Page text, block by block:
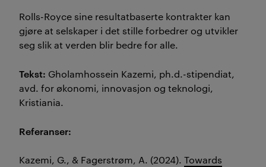
Rolls-Royce sine resultatbaserte kontrakter kan
gjøre at selskaper i det stille forbedrer og utvikler
seg slik at verden blir bedre for alle.
Tekst: Gholamhossein Kazemi, ph.d.-stipendiat,
avd. for økonomi, innovasjon og teknologi,
Kristiania.
Referanser:
Kazemi, G., & Fagerstrøm, A. (2024). Towards